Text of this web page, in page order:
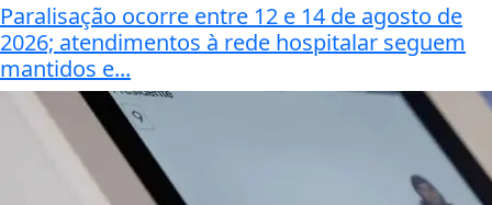
Paralisação ocorre entre 12 e 14 de agosto de
2026; atendimentos à rede hospitalar seguem
mantidos e...